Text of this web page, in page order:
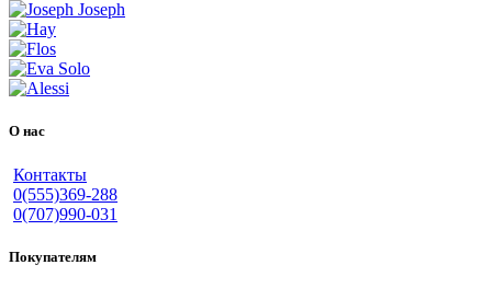
О нас
Контакты
0(555)369-288
0(707)990-031
Покупателям